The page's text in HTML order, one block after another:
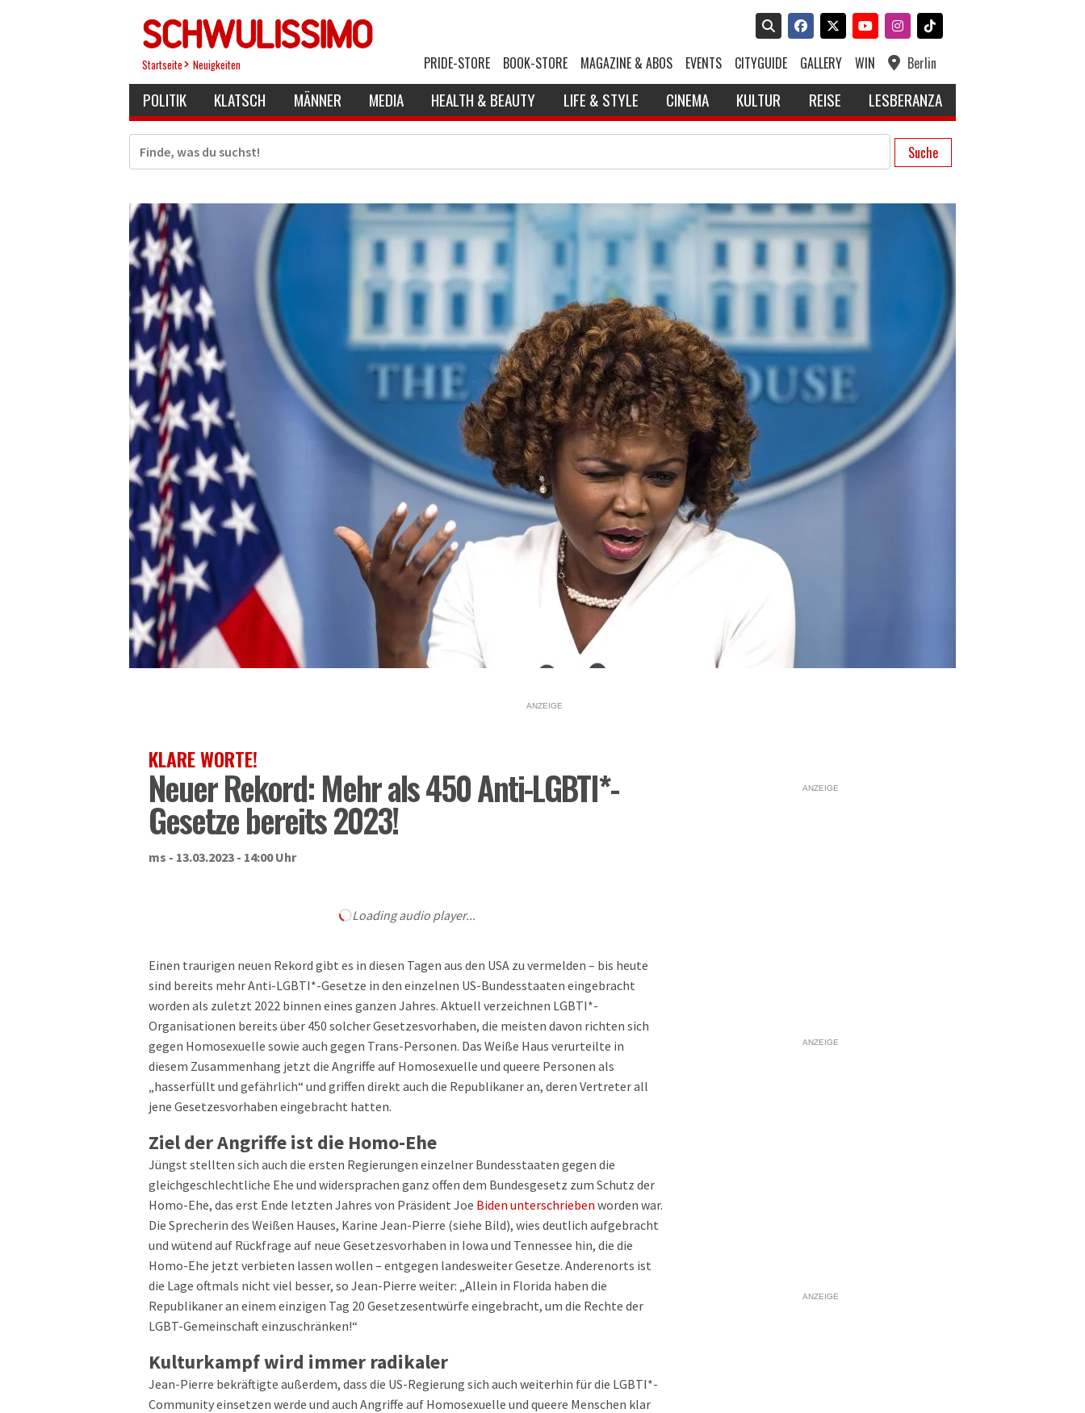
Startseite Neuigkeiten PRIDE-STORE BOOK-STORE MAGAZINE & ABOS EVENTS CITYGUIDE GALLERY WIN Berlin
POLITIK KLATSCH MÄNNER MEDIA HEALTH & BEAUTY LIFE & STYLE CINEMA KULTUR REISE LESBERANZA
Suche
ANZEIGE
KLARE WORTE!
Neuer Rekord: Mehr als 450 Anti-LGBTI*-
Gesetze bereits 2023!
ms - 13.03.2023 - 14:00 Uhr
Loading audio player...
Einen traurigen neuen Rekord gibt es in diesen Tagen aus den USA zu vermelden – bis heute
sind bereits mehr Anti-LGBTI*-Gesetze in den einzelnen US-Bundesstaaten eingebracht
worden als zuletzt 2022 binnen eines ganzen Jahres. Aktuell verzeichnen LGBTI*-
Organisationen bereits über 450 solcher Gesetzesvorhaben, die meisten davon richten sich
gegen Homosexuelle sowie auch gegen Trans-Personen. Das Weiße Haus verurteilte in
diesem Zusammenhang jetzt die Angriffe auf Homosexuelle und queere Personen als
„hasserfüllt und gefährlich“ und griffen direkt auch die Republikaner an, deren Vertreter all
jene Gesetzesvorhaben eingebracht hatten.
Ziel der Angriffe ist die Homo-Ehe
Jüngst stellten sich auch die ersten Regierungen einzelner Bundesstaaten gegen die
gleichgeschlechtliche Ehe und widersprachen ganz offen dem Bundesgesetz zum Schutz der
Homo-Ehe, das erst Ende letzten Jahres von Präsident Joe Biden unterschrieben worden war.
Die Sprecherin des Weißen Hauses, Karine Jean-Pierre (siehe Bild), wies deutlich aufgebracht
und wütend auf Rückfrage auf neue Gesetzesvorhaben in Iowa und Tennessee hin, die die
Homo-Ehe jetzt verbieten lassen wollen – entgegen landesweiter Gesetze. Anderenorts ist
die Lage oftmals nicht viel besser, so Jean-Pierre weiter: „Allein in Florida haben die
Republikaner an einem einzigen Tag 20 Gesetzesentwürfe eingebracht, um die Rechte der
LGBT-Gemeinschaft einzuschränken!“
Kulturkampf wird immer radikaler
Jean-Pierre bekräftigte außerdem, dass die US-Regierung sich auch weiterhin für die LGBTI*-
Community einsetzen werde und auch Angriffe auf Homosexuelle und queere Menschen klar
ANZEIGE
ANZEIGE
ANZEIGE